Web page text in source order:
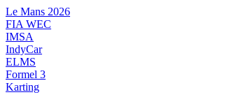
Videre
til
indhold
Le Mans 2026
FIA WEC
IMSA
IndyCar
ELMS
Formel 3
Karting